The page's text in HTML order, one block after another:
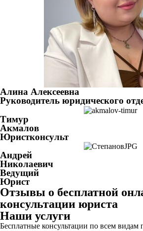
Алина Алексеевна
Руководитель юридического
Тимур
Акмалов
Юристконсульт
Андрей
Николаевич
Ведущий
Юрист
Отзывы о бесплатной
консультации юриста
Наши услуги
Бесплатные консультации по всем видам